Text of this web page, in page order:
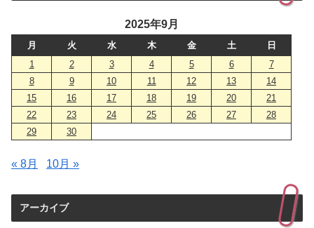
2025年9月
月 火 水 木 金 土
日
1
2 3 4 5 6
7
8
9 10 11 12 13
14
15
16 17 18 19 20
21
22
23 24 25 26 27
28
29
30
« 8月 10月 »
アーカイブ